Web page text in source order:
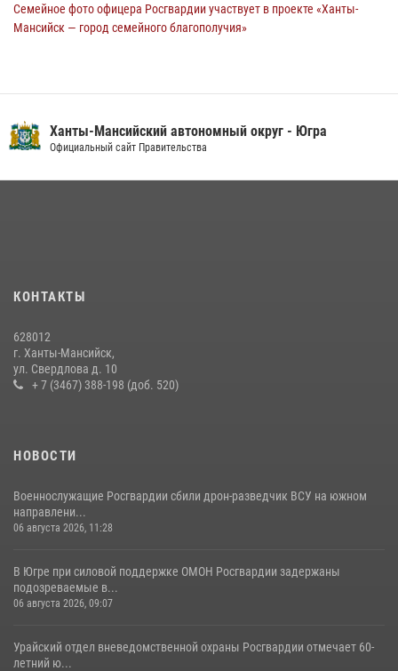
Семейное фото офицера Росгвардии участвует в проекте «Ханты-
Мансийск — город семейного благополучия»
16 июля 2026, 04:54 4
29 июля 2026, 09:54
святого равноапостольного князя Владимира
28 июля 2026, 09:15
Ханты-Мансийский автономный округ - Югра
Официальный сайт Правительства
КОНТАКТЫ
628012
г. Ханты-Мансийск,
ул. Свердлова д. 10
+ 7 (3467) 388-198 (доб. 520)
НОВОСТИ
Военнослужащие Росгвардии сбили дрон-разведчик ВСУ на южном
направлени...
06 августа 2026, 11:28
В Югре при силовой поддержке ОМОН Росгвардии задержаны
подозреваемые в...
06 августа 2026, 09:07
Урайский отдел вневедомственной охраны Росгвардии отмечает 60-
летний ю...